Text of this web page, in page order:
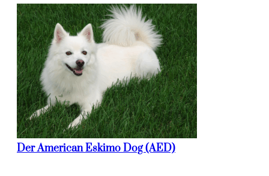
Der American Eskimo Dog (AED)